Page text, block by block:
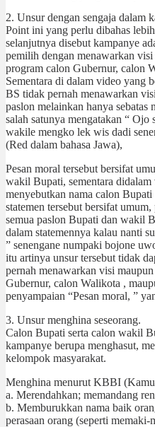
2. Unsur dengan sengaja dalam
Point ini yang perlu dibahas
selanjutnya disebut kampanye
pemilih dengan menawarkan
program calon Gubernur, calon
Sementara di dalam video yang
BS tidak pernah menawarkan
paslon melainkan hanya sebatas
salah satunya mengatakan “
wakile mengko lek wis dadi
(Red dalam bahasa Jawa),
Pesan moral tersebut bersifat
wakil Bupati, sementara
menyebutkan nama calon
statemen tersebut bersifat
semua paslon Bupati dan wakil
dalam statemennya kalau nanti
” senengane numpaki bojone
itu artinya unsur tersebut tidak
pernah menawarkan visi
Gubernur, calon Walikota ,
penyampaian “Pesan moral, ”
3. Unsur menghina seseorang.
Calon Bupati serta calon wakil
kampanye berupa menghasut,
kelompok masyarakat.
Menghina menurut KBBI
a. Merendahkan; memandang
b. Memburukkan nama baik
perasaan orang (seperti